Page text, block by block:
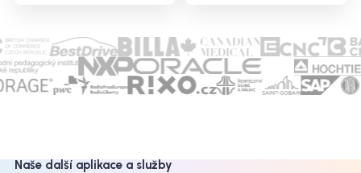
Naše další aplikace a služby